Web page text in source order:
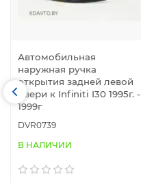
Автомобильная
наружная ручка
открытия задней левой
двери к Infiniti I30 1995г. -
1999г
DVR0739
В НАЛИЧИИ